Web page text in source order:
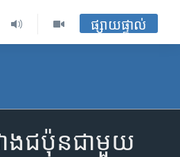
ផ្សាយផ្ទាល់
ាង​ជប៉ុន​ជាមួយ​